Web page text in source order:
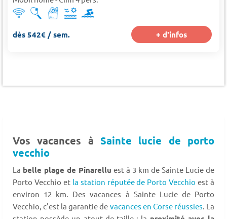
dès 542€ / sem. + d'infos
Vos vacances à Sainte lucie de porto
vecchio
La belle plage de Pinarellu est à 3 km de Sainte Lucie de
Porto Vecchio et la station réputée de Porto Vecchio est à
environ 12 km. Des vacances à Sainte Lucie de Porto
Vecchio, c'est la garantie de vacances en Corse réussies . La